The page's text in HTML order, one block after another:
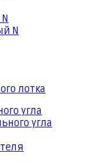
N
лотка
угла
угла